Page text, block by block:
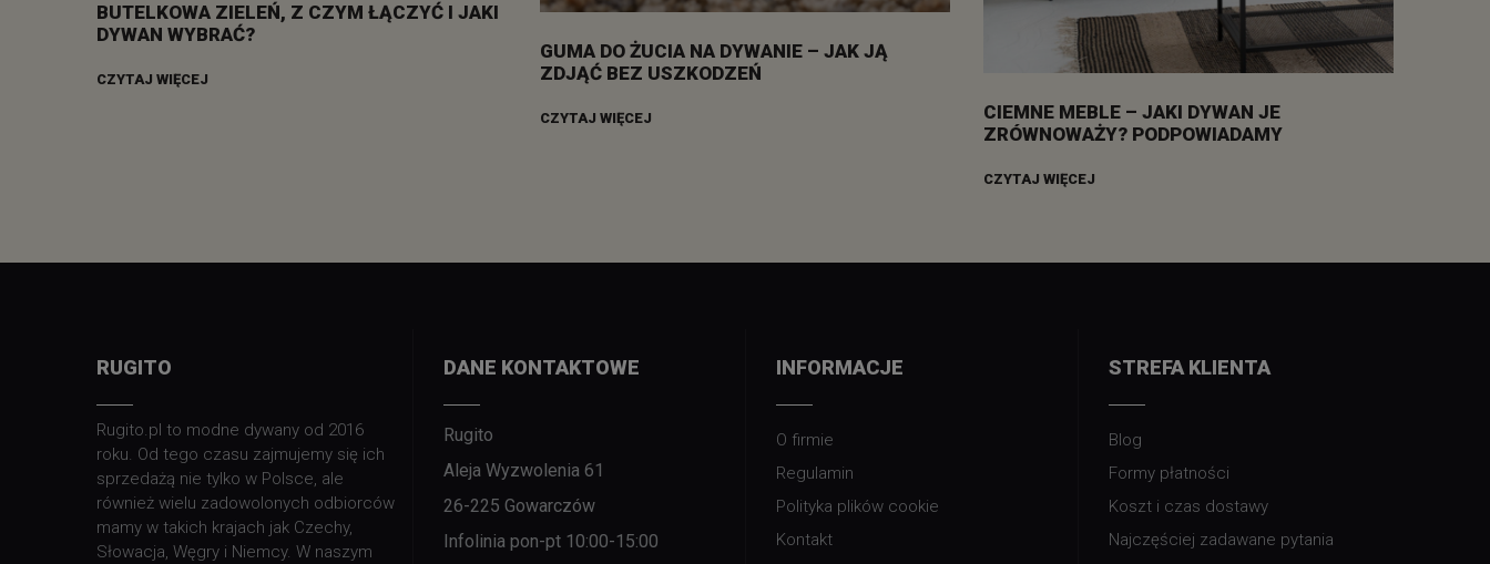
BUTELKOWA ZIELEŃ, Z CZYM ŁĄCZYĆ I JAKI
DYWAN WYBRAĆ?
CZYTAJ WIĘCEJ
GUMA DO ŻUCIA NA DYWANIE – JAK JĄ
ZDJĄĆ BEZ USZKODZEŃ
CZYTAJ WIĘCEJ
CIEMNE MEBLE – JAKI DYWAN JE
ZRÓWNOWAŻY? PODPOWIADAMY
CZYTAJ WIĘCEJ
RUGITO
Rugito.pl to modne dywany od 2016
roku. Od tego czasu zajmujemy się ich
sprzedażą nie tylko w Polsce, ale
również wielu zadowolonych odbiorców
mamy w takich krajach jak Czechy,
Słowacja, Węgry i Niemcy. W naszym
DANE KONTAKTOWE
Rugito
Aleja Wyzwolenia 61
26-225 Gowarczów
Infolinia pon-pt 10:00-15:00
INFORMACJE
O firmie
Regulamin
Polityka plików cookie
Kontakt
STREFA KLIENTA
Blog
Formy płatności
Koszt i czas dostawy
Najczęściej zadawane pytania